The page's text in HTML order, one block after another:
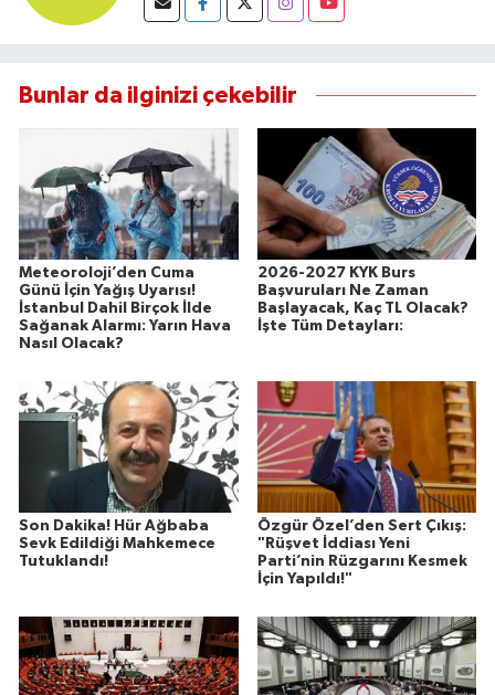
Bunlar da ilginizi çekebilir
Meteoroloji’den Cuma
Günü İçin Yağış Uyarısı!
İstanbul Dahil Birçok İlde
Sağanak Alarmı: Yarın Hava
Nasıl Olacak?
2026-2027 KYK Burs
Başvuruları Ne Zaman
Başlayacak, Kaç TL Olacak?
İşte Tüm Detayları:
Son Dakika! Hür Ağbaba
Sevk Edildiği Mahkemece
Tutuklandı!
Özgür Özel’den Sert Çıkış:
"Rüşvet İddiası Yeni
Parti’nin Rüzgarını Kesmek
İçin Yapıldı!"